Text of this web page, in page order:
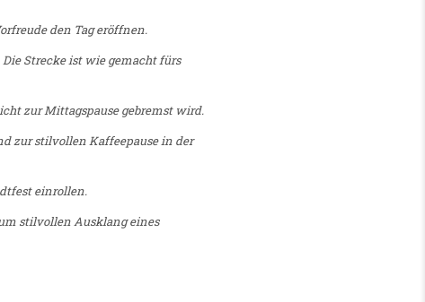
den Tag eröffnen.
Strecke ist wie gemacht fürs
zur Mittagspause gebremst wird.
zur stilvollen Kaffeepause in der
einrollen.
stilvollen Ausklang eines